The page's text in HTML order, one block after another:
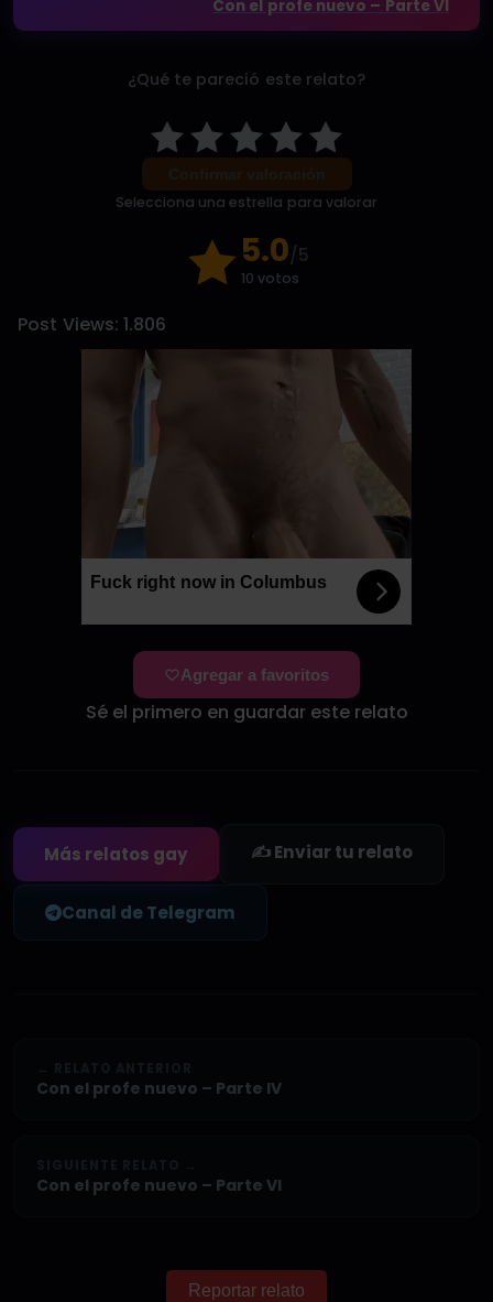
Con el profe nuevo – Parte VI
¿Qué te pareció este relato?
Selecciona una estrella para valorar
5.0/5
10 votos
Post Views: 1.806
Fuck right now in Columbus
Agregar a favoritos
Sé el primero en guardar este relato
Más relatos gay ✍️ Enviar tu relato
Canal de Telegram
Con el profe nuevo – Parte IV
Con el profe nuevo – Parte VI
Reportar relato